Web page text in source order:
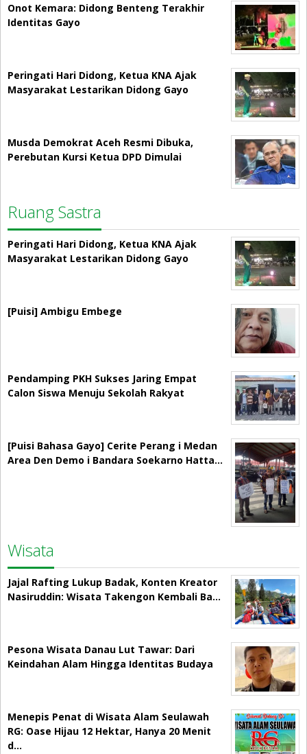
Onot Kemara: Didong Benteng Terakhir
Identitas Gayo
Peringati Hari Didong, Ketua KNA Ajak
Masyarakat Lestarikan Didong Gayo
Musda Demokrat Aceh Resmi Dibuka,
Perebutan Kursi Ketua DPD Dimulai
Ruang Sastra
Peringati Hari Didong, Ketua KNA Ajak
Masyarakat Lestarikan Didong Gayo
[Puisi] Ambigu Embege
Pendamping PKH Sukses Jaring Empat
Calon Siswa Menuju Sekolah Rakyat
[Puisi Bahasa Gayo] Cerite Perang i Medan
Area Den Demo i Bandara Soekarno Hatta…
Wisata
Jajal Rafting Lukup Badak, Konten Kreator
Nasiruddin: Wisata Takengon Kembali Ba…
Pesona Wisata Danau Lut Tawar: Dari
Keindahan Alam Hingga Identitas Budaya
Menepis Penat di Wisata Alam Seulawah
RG: Oase Hijau 12 Hektar, Hanya 20 Menit
d…